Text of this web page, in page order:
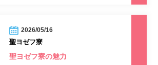
2026/05/16
聖ヨゼフ寮
聖ヨゼフ寮の魅力